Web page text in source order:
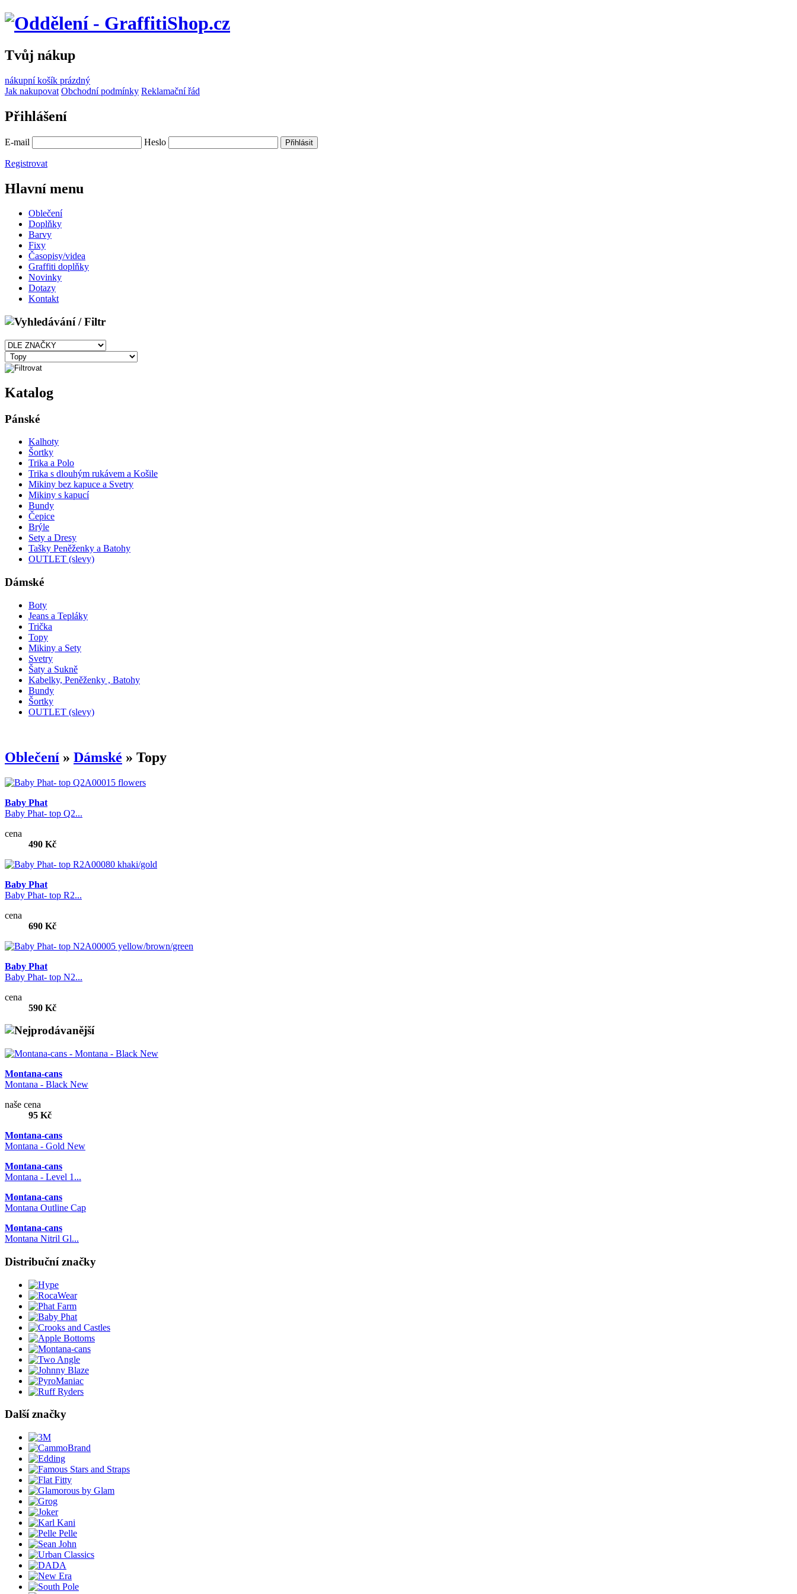
Tvůj nákup
nákupní košík prázdný
Jak nakupovat Obchodní podmínky Reklamační řád
Přihlášení
E-mail Heslo
Registrovat
Hlavní menu
Oblečení
Doplňky
Barvy
Fixy
Časopisy/videa
Graffiti doplňky
Novinky
Dotazy
Kontakt
Katalog
Pánské
Kalhoty
Šortky
Trika a Polo
Trika s dlouhým rukávem a Košile
Mikiny bez kapuce a Svetry
Mikiny s kapucí
Bundy
Čepice
Brýle
Sety a Dresy
Tašky Peněženky a Batohy
OUTLET (slevy)
Dámské
Boty
Jeans a Tepláky
Trička
Topy
Mikiny a Sety
Svetry
Šaty a Sukně
Kabelky, Peněženky , Batohy
Bundy
Šortky
OUTLET (slevy)
Oblečení » Dámské » Topy
Baby Phat
Baby Phat- top Q2...
cena
490 Kč
Baby Phat
Baby Phat- top R2...
cena
690 Kč
Baby Phat
Baby Phat- top N2...
cena
590 Kč
Montana-cans
Montana - Black New
naše cena
95 Kč
Montana-cans
Montana - Gold New
Montana-cans
Montana - Level 1...
Montana-cans
Montana Outline Cap
Montana-cans
Montana Nitril Gl...
Distribuční značky
Další značky